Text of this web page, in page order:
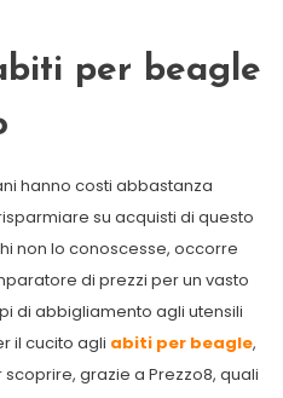
per beagle
hanno costi abbastanza
su acquisti di questo
non lo conoscesse, occorre
di prezzi per un vasto
di abbigliamento agli utensili
il cucito agli abiti per beagle,
grazie a Prezzo8, quali